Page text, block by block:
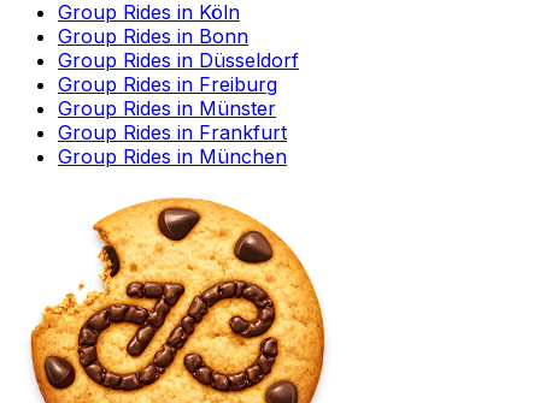
Group Rides in Köln
Group Rides in Bonn
Group Rides in Düsseldorf
Group Rides in Freiburg
Group Rides in Münster
Group Rides in Frankfurt
Group Rides in München